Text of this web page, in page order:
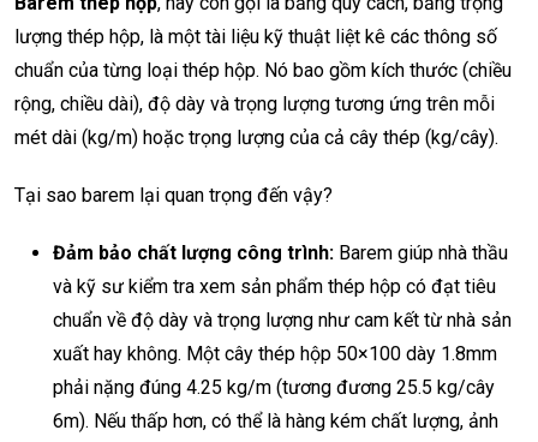
lượng thép hộp, là một tài liệu kỹ thuật liệt kê các thông số
chuẩn của từng loại thép hộp. Nó bao gồm kích thước (chiều
rộng, chiều dài), độ dày và trọng lượng tương ứng trên mỗi
mét dài (kg/m) hoặc trọng lượng của cả cây thép (kg/cây).
Tại sao barem lại quan trọng đến vậy?
Đảm bảo chất lượng công trình: Barem giúp nhà thầu
và kỹ sư kiểm tra xem sản phẩm thép hộp có đạt tiêu
chuẩn về độ dày và trọng lượng như cam kết từ nhà sản
xuất hay không. Một cây thép hộp 50×100 dày 1.8mm
phải nặng đúng 4.25 kg/m (tương đương 25.5 kg/cây
6m). Nếu thấp hơn, có thể là hàng kém chất lượng, ảnh